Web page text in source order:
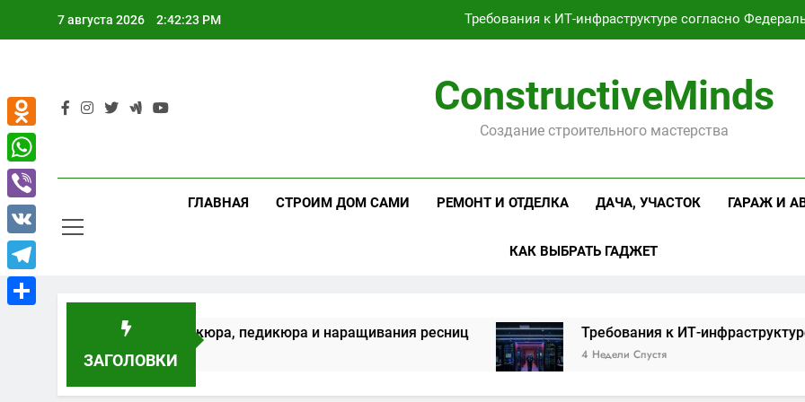
7 августа 2026 2:42:24 PM Требования к ИТ-инфраструктуре согласно
Проектирование и серийное производство светодиодных
Профессиональная косметика и оборудование для
Требования к ИТ-инфраструктуре согласно
Проектирование и серийное производство светодиодных
ConstructiveMinds
Создание строительного мастерства
ГЛАВНАЯ СТРОИМ ДОМ САМИ РЕМОНТ И ОТДЕЛКА ДАЧА, УЧАСТОК ГАРАЖ И
КАК ВЫБРАТЬ ГАДЖЕТ
ЗАГОЛОВКИ
для маникюра, педикюра и наращивания ресниц Требования к ИТ-инфраструктуре
4 Недели Спустя
Odnoklassniki
WhatsApp
Viber
VK
Telegram